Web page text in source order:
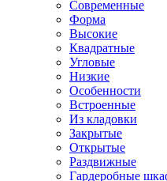
Современные
Форма
Высокие
Квадратные
Угловые
Низкие
Особенности
Встроенные
Из кладовки
Закрытые
Открытые
Раздвижные
Гардеробные